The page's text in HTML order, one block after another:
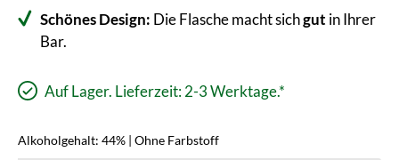
Schönes Design: Die Flasche macht sichgut in Ihrer
Bar.
Auf Lager. Lieferzeit: 2-3 Werktage.*
Alkoholgehalt: 44% | Ohne Farbstoff